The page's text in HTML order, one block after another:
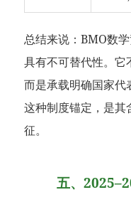
总结来说：BMO数
具有不可替代性。它
而是承载明确国家
这种制度锚定，是
征。
五、